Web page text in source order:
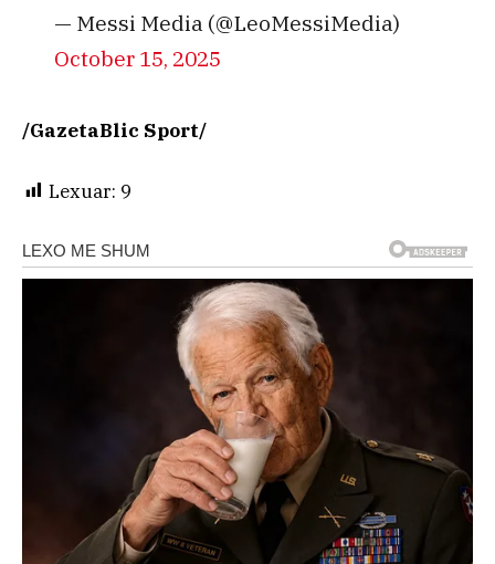
— Messi Media (@LeoMessiMedia)
October 15, 2025
/GazetaBlic Sport/
Lexuar: 9